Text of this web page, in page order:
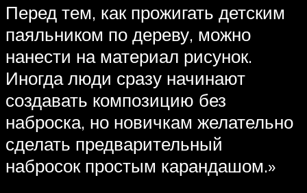
Перед тем, как прожигать детским
паяльником по дереву, можно
нанести на материал рисунок.
Иногда люди сразу начинают
создавать композицию без
наброска, но новичкам желательно
сделать предварительный
набросок простым карандашом.»